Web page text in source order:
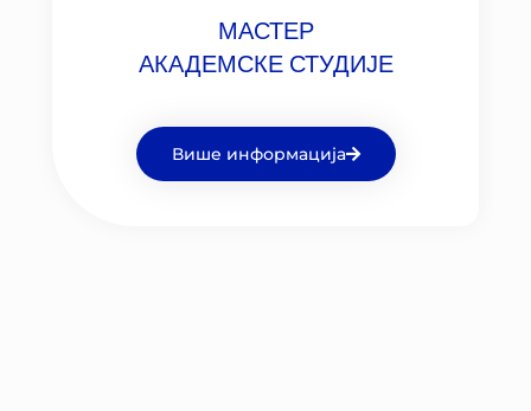
МАСТЕР
АКАДЕМСКЕ СТУДИЈЕ
Више информација